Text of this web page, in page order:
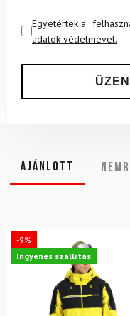
Egyetértek a
adatok védelmével.
Ajánlott
-9%
Ingyenes szállítás